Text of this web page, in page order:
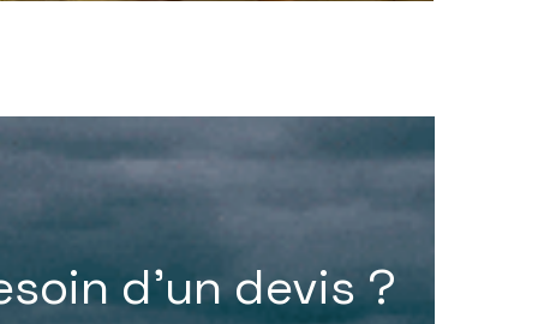
d’un devis ?